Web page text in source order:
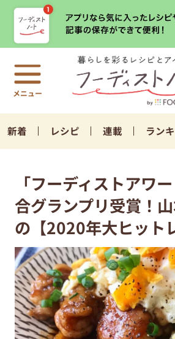
新着 レシピ 連載 ラン
「フーディストアワ
合グランプリ受賞！
の【2020年大ヒット